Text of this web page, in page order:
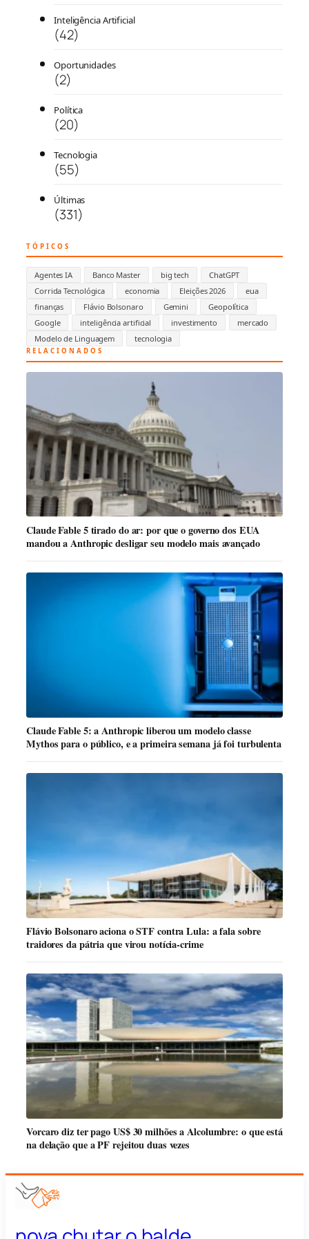
Inteligência Artificial
(42)
Oportunidades
(2)
Política
(20)
Tecnologia
(55)
Últimas
(331)
TÓPICOS
Agentes IA Banco Master big tech
ChatGPT
Corrida Tecnológica
economia Eleições 2026
eua
finanças
Flávio Bolsonaro Gemini
Geopolítica
Google
inteligência artificial investimento
mercado
Modelo de Linguagem
tecnologia
RELACIONADOS
Claude Fable 5 tirado do ar: por que o governo dos EUA
mandou a Anthropic desligar seu modelo mais avançado
Claude Fable 5: a Anthropic liberou um modelo classe
Mythos para o público, e a primeira semana já foi turbulenta
Flávio Bolsonaro aciona o STF contra Lula: a fala sobre
traidores da pátria que virou notícia-crime
Vorcaro diz ter pago US$ 30 milhões a Alcolumbre: o que está
na delação que a PF rejeitou duas vezes